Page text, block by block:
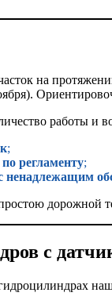
на
работы
;
регламенту;
ненадлежащим
дорожной
с